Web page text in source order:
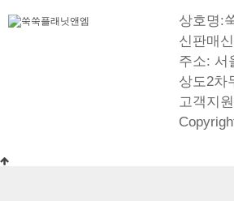
상호명:
신판매
주소: 서
상도2차
고객지